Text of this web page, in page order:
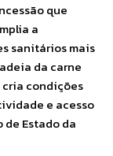
que
a
sanitários mais
da carne
condições
e acesso
de Estado da